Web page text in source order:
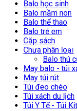
Balo học sinh
Balo mầm non
Balo thể thao
Balo trẻ em
Cặp sách
Chưa phân loại
Balo thú
May balo - túi
May túi rút
Túi đeo chéo
Túi xách du lịch
Túi Y Tế - Túi